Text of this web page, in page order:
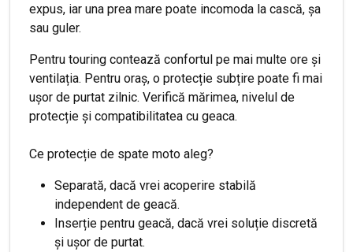
expus, iar una prea mare poate incomoda la cască, șa
sau guler.
Pentru touring contează confortul pe mai multe ore și
ventilația. Pentru oraș, o protecție subțire poate fi mai
ușor de purtat zilnic. Verifică mărimea, nivelul de
protecție și compatibilitatea cu geaca.
Ce protecție de spate moto aleg?
Separată, dacă vrei acoperire stabilă
independent de geacă.
Inserție pentru geacă, dacă vrei soluție discretă
și ușor de purtat.